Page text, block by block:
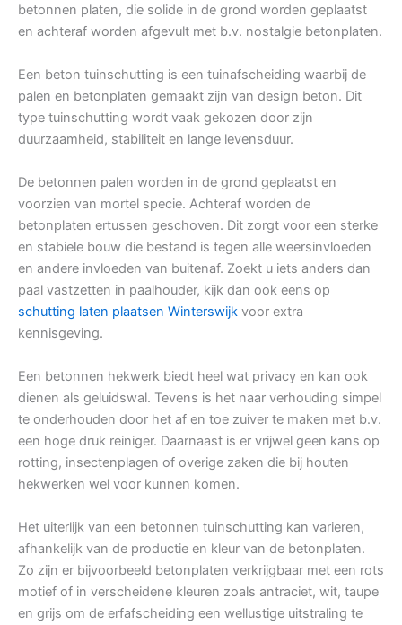
betonnen platen, die solide in de grond worden geplaatst
en achteraf worden afgevult met b.v. nostalgie betonplaten.
Een beton tuinschutting is een tuinafscheiding waarbij de
palen en betonplaten gemaakt zijn van design beton. Dit
type tuinschutting wordt vaak gekozen door zijn
duurzaamheid, stabiliteit en lange levensduur.
De betonnen palen worden in de grond geplaatst en
voorzien van mortel specie. Achteraf worden de
betonplaten ertussen geschoven. Dit zorgt voor een sterke
en stabiele bouw die bestand is tegen alle weersinvloeden
en andere invloeden van buitenaf. Zoekt u iets anders dan
paal vastzetten in paalhouder, kijk dan ook eens op
schutting laten plaatsen Winterswijk voor extra
kennisgeving.
Een betonnen hekwerk biedt heel wat privacy en kan ook
dienen als geluidswal. Tevens is het naar verhouding simpel
te onderhouden door het af en toe zuiver te maken met b.v.
een hoge druk reiniger. Daarnaast is er vrijwel geen kans op
rotting, insectenplagen of overige zaken die bij houten
hekwerken wel voor kunnen komen.
Het uiterlijk van een betonnen tuinschutting kan varieren,
afhankelijk van de productie en kleur van de betonplaten.
Zo zijn er bijvoorbeeld betonplaten verkrijgbaar met een rots
motief of in verscheidene kleuren zoals antraciet, wit, taupe
en grijs om de erfafscheiding een wellustige uitstraling te